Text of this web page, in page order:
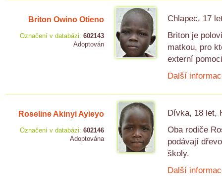
Briton Owino Otieno
Označení v databázi: 602143
Adoptován
Chlapec, 17
Briton je
matkou, pro
externí
Další
Roseline Akinyi Ayieyo
Označení v databázi: 602146
Adoptována
Dívka, 18 let,
Oba rodiče
podávají
školy.
Další